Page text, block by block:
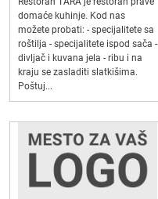
domaće kuhinje. Kod nas
možete probati: - specijalitete sa
roštilja - specijalitete ispod sača -
divljač i kuvana jela - ribu i na
kraju se zasladiti slatkišima.
Poštuj...